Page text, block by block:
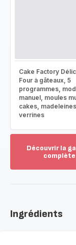
Cake Factory
Four à gâteaux, 5
programmes,
manuel, moules
cakes,
verrines
Découvrir la
complète
gamme
Ingrédients